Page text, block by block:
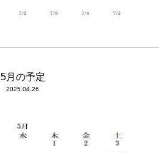
5月の予定
2025.04.26